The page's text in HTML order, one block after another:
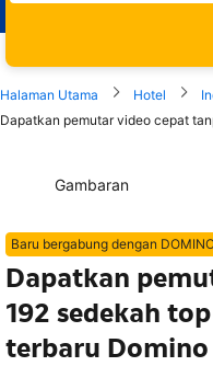
Halaman Utama Hotel
Dapatkan pemutar video cepat
Gambaran
Baru bergabung dengan
Dapatkan
192 sedekah
terbaru Domino